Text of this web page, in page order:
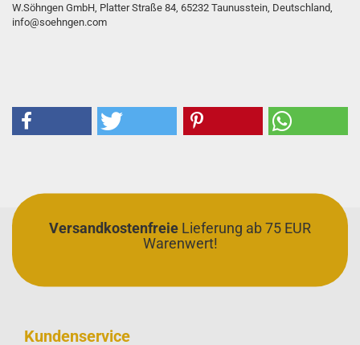
W.Söhngen GmbH, Platter Straße 84, 65232 Taunusstein, Deutschland,
info@soehngen.com
Versandkostenfreie Lieferung ab 75 EUR
Warenwert!
Kundenservice